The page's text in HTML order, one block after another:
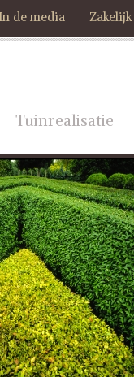
In de media Zakelijk
Tuinrealisatie